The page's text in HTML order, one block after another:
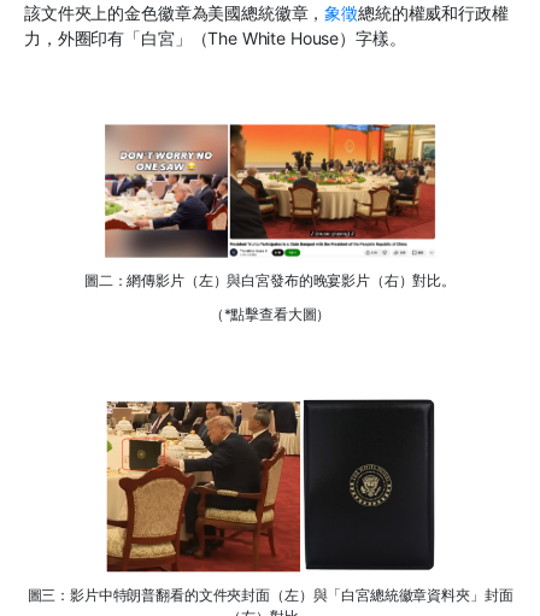
該文件夾上的金色徽章為美國總統徽章，象徵總統的權威和行政權
力，外圈印有「白宮」（The White House）字樣。
圖二：網傳影片（左）與白宮發布的晚宴影片（右）對比。
（*點擊查看大圖）
圖三：影片中特朗普翻看的文件夾封面（左）與「白宮總統徽章資料夾」封面